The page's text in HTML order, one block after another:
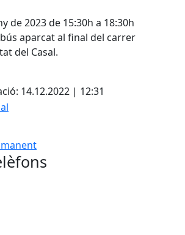
de 2023 de 15:30h a 18:30h
aparcat al final del carrer
del Casal.
14.12.2022 | 12:31